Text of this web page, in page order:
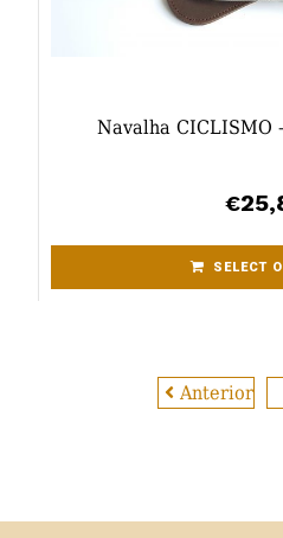
Navalha CICLISMO
€
SELECT
Anterior